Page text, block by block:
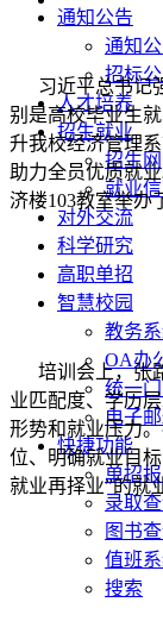
通知公告
通知
招标
人才培养
招生就业
招生网
就业
对外交流
科学研究
高职单招
智慧校园
教务
OA办
统一
电子
快捷功能
单招
录取
图书
值班
搜索
习近平总书记
别是高校毕业生
升我校经济管理
助力全员优质就
济楼103教室举办
培训会上，张路
业匹配度、学历
形势和就业压力
位、明确就业目
就业再择业”的就